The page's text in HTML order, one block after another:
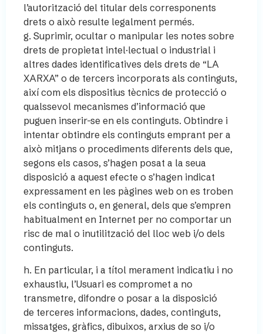
l’autorització del titular dels corresponents
drets o això resulte legalment permés.
g. Suprimir, ocultar o manipular les notes sobre
drets de propietat intel·lectual o industrial i
altres dades identificatives dels drets de “LA
XARXA” o de tercers incorporats als continguts,
així com els dispositius tècnics de protecció o
qualssevol mecanismes d’informació que
puguen inserir-se en els continguts. Obtindre i
intentar obtindre els continguts emprant per a
això mitjans o procediments diferents dels que,
segons els casos, s’hagen posat a la seua
disposició a aquest efecte o s’hagen indicat
expressament en les pàgines web on es troben
els continguts o, en general, dels que s’empren
habitualment en Internet per no comportar un
risc de mal o inutilització del lloc web i/o dels
continguts.
h. En particular, i a títol merament indicatiu i no
exhaustiu, l’Usuari es compromet a no
transmetre, difondre o posar a la disposició
de terceres informacions, dades, continguts,
missatges, gràfics, dibuixos, arxius de so i/o